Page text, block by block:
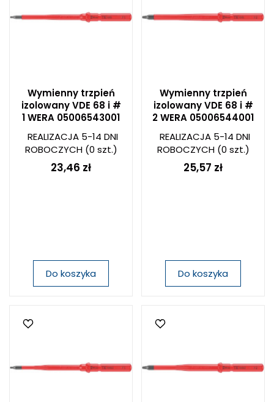
Wymienny trzpień
izolowany VDE 68 i #
1 WERA 05006543001
REALIZACJA 5-14 DNI
ROBOCZYCH(0 szt.)
23,46 zł
Do koszyka
Wymienny trzpień
izolowany VDE 68 i #
2 WERA 05006544001
REALIZACJA 5-14 DNI
ROBOCZYCH(0 szt.)
25,57 zł
Do koszyka